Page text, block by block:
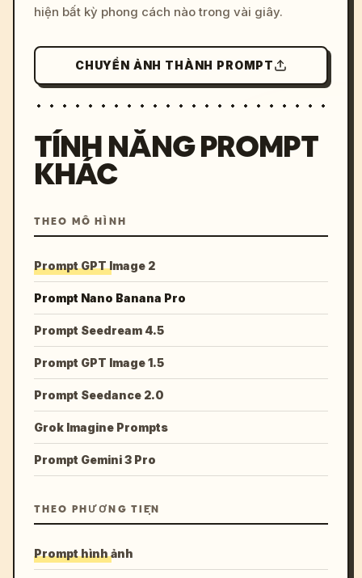
hiện bất kỳ phong cách nào trong vài giây.
CHUYỂN ẢNH THÀNH PROMPT
TÍNH NĂNG PROMPT
KHÁC
THEO MÔ HÌNH
Prompt GPT Image 2
Prompt Nano Banana Pro
Prompt Seedream 4.5
Prompt GPT Image 1.5
Prompt Seedance 2.0
Grok Imagine Prompts
Prompt Gemini 3 Pro
THEO PHƯƠNG TIỆN
Prompt hình ảnh